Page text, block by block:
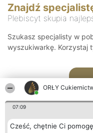
ORŁY
07:09
Cześć, chętnie Ci
Znajdź
Plebiscyt skupia
Szukasz specjalisty w
wyszukiwarkę. Korzystaj